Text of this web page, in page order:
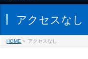
アクセスなし
HOME » アクセスなし